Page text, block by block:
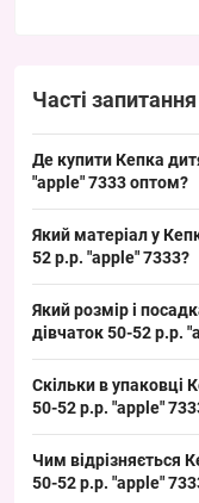
Часті запитання
Де купити Кепка
"apple" 7333 оптом?
можна упаковкою з
попит у літній сезон.
Який матеріал у
52 р.р. "apple" 7333?
або поліестер з
та підходить для
Який розмір і
дівчаток 50-52 р.р.
формат, підходить
попит. Такий розмір
торгових точках.
Скільки в упаковці
50-52 р.р. "apple"
відрізнятися від
Чим відрізняється
50-52 р.р. "apple"